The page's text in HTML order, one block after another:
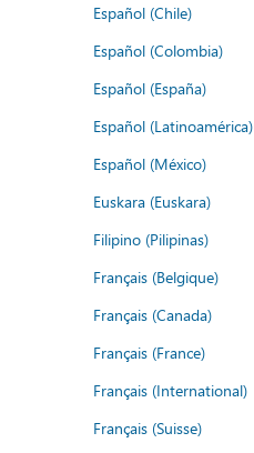
Español (Chile)
Español (Colombia)
Español (España)
Español (Latinoamérica)
Español (México)
Euskara (Euskara)
Filipino (Pilipinas)
Français (Belgique)
Français (Canada)
Français (France)
Français (International)
Français (Suisse)